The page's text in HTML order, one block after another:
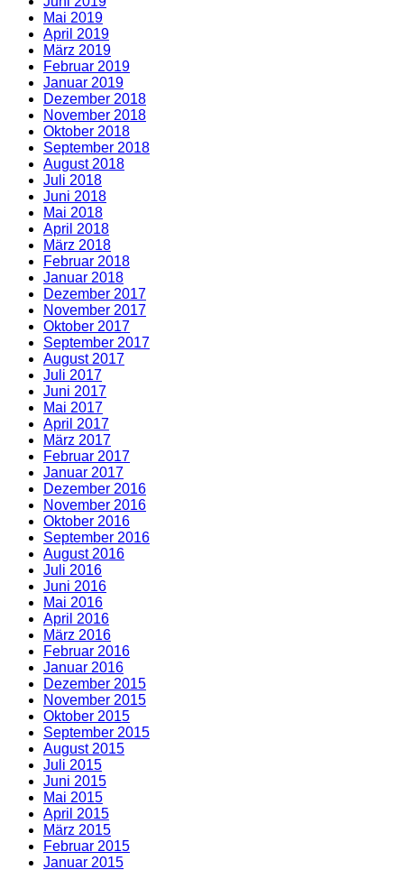
Mai 2019
April 2019
März 2019
Februar 2019
Januar 2019
Dezember 2018
November 2018
Oktober 2018
September 2018
August 2018
Juli 2018
Juni 2018
Mai 2018
April 2018
März 2018
Februar 2018
Januar 2018
Dezember 2017
November 2017
Oktober 2017
September 2017
August 2017
Juli 2017
Juni 2017
Mai 2017
April 2017
März 2017
Februar 2017
Januar 2017
Dezember 2016
November 2016
Oktober 2016
September 2016
August 2016
Juli 2016
Juni 2016
Mai 2016
April 2016
März 2016
Februar 2016
Januar 2016
Dezember 2015
November 2015
Oktober 2015
September 2015
August 2015
Juli 2015
Juni 2015
Mai 2015
April 2015
März 2015
Februar 2015
Januar 2015